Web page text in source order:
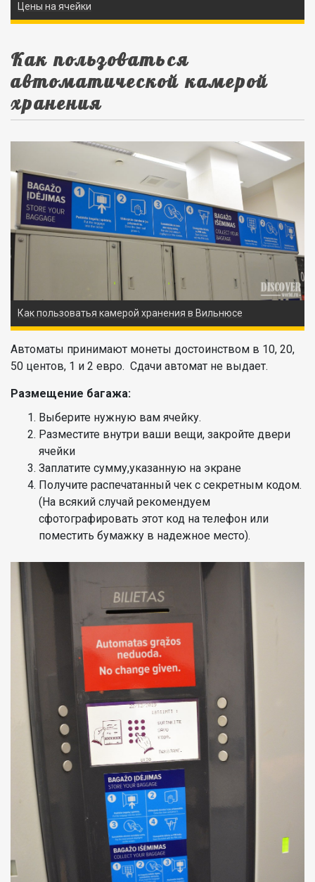
Цены на ячейки
Как пользоваться
автоматической камерой
хранения
Как пользоватья камерой хранения в Вильнюсе
Автоматы принимают монеты достоинством в 10, 20,
50 центов, 1 и 2 евро. Сдачи автомат не выдает.
Размещение багажа:
Выберите нужную вам ячейку.
Разместите внутри ваши вещи, закройте двери
ячейки
Заплатите сумму,указанную на экране
Получите распечатанный чек с секретным кодом.
(На всякий случай рекомендуем
сфотографировать этот код на телефон или
поместить бумажку в надежное место).